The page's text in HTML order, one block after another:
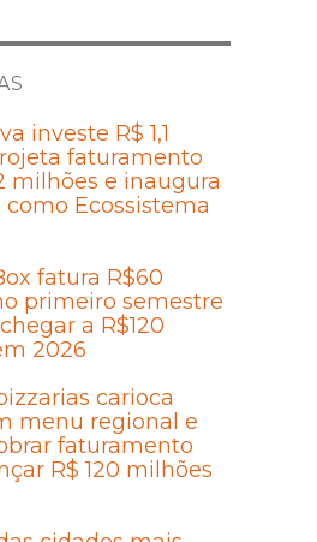
investe R$ 1,1
faturamento
milhões e inaugura
como Ecossistema
fatura R$60
primeiro semestre
a R$120
2026
carioca
menu regional e
faturamento
R$ 120 milhões